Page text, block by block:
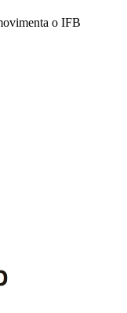
o IFB